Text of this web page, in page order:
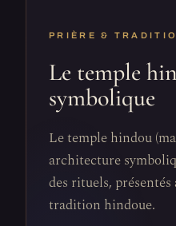
PRIÈRE &
Le temple
symbolique
Le temple hindou
architecture
des rituels,
tradition hindoue.